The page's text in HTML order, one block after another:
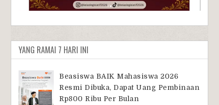
YANG RAMAI 7 HARI INI
Beasiswa BAIK Mahasiswa 2026
Resmi Dibuka, Dapat Uang Pembinaan
Rp800 Ribu Per Bulan